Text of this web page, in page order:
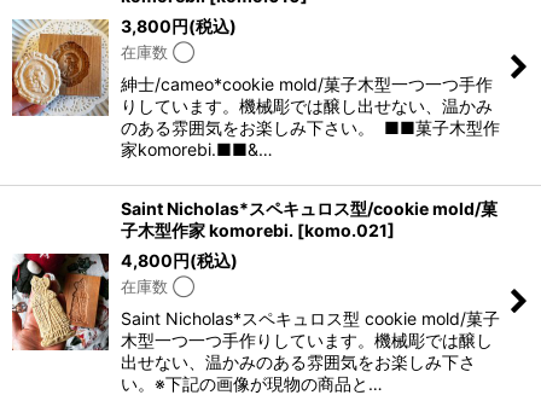
3,800円(税込)
在庫数 ◯
紳士/cameo*cookie mold/菓子木型一つ一つ手作
りしています。機械彫では醸し出せない、温かみ
のある雰囲気をお楽しみ下さい。 ■■菓子木型作
家komorebi.■■&…
Saint Nicholas*スペキュロス型/cookie mold/菓
子木型作家 komorebi. [komo.021]
4,800円(税込)
在庫数 ◯
Saint Nicholas*スペキュロス型 cookie mold/菓子
木型一つ一つ手作りしています。機械彫では醸し
出せない、温かみのある雰囲気をお楽しみ下さ
い。※下記の画像が現物の商品と…